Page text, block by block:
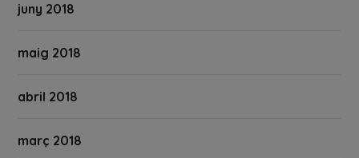
juny 2018
maig 2018
abril 2018
març 2018